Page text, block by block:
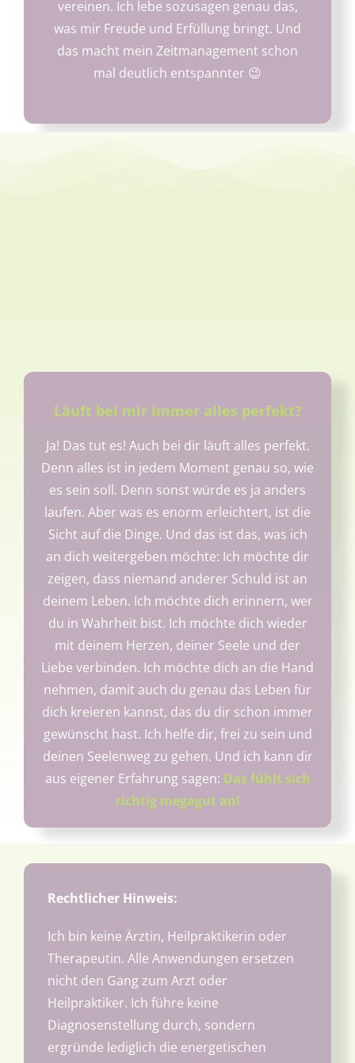
vereinen. Ich lebe sozusagen genau das,
was mir Freude und Erfüllung bringt. Und
das macht mein Zeitmanagement schon
mal deutlich entspannter 😉
Läuft bei mir immer alles perfekt?
Ja! Das tut es! Auch bei dir läuft alles perfekt.
Denn alles ist in jedem Moment genau so, wie
es sein soll. Denn sonst würde es ja anders
laufen. Aber was es enorm erleichtert, ist die
Sicht auf die Dinge. Und das ist das, was ich
an dich weitergeben möchte: Ich möchte dir
zeigen, dass niemand anderer Schuld ist an
deinem Leben. Ich möchte dich erinnern, wer
du in Wahrheit bist. Ich möchte dich wieder
mit deinem Herzen, deiner Seele und der
Liebe verbinden. Ich möchte dich an die Hand
nehmen, damit auch du genau das Leben für
dich kreieren kannst, das du dir schon immer
gewünscht hast. Ich helfe dir, frei zu sein und
deinen Seelenweg zu gehen. Und ich kann dir
aus eigener Erfahrung sagen: Das fühlt sich
richtig megagut an!
Rechtlicher Hinweis:
Ich bin keine Ärztin, Heilpraktikerin oder
Therapeutin. Alle Anwendungen ersetzen
nicht den Gang zum Arzt oder
Heilpraktiker. Ich führe keine
Diagnosenstellung durch, sondern
ergründe lediglich die energetischen